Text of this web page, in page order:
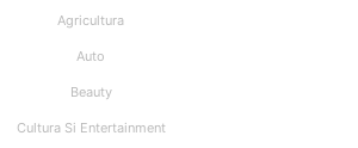
Agricultura
Auto
Beauty
Cultura Si Entertainment